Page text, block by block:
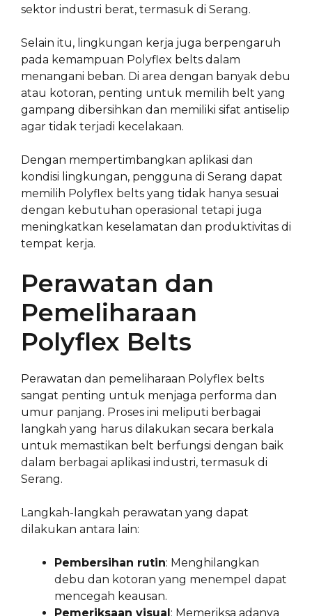
sektor industri berat, termasuk di Serang.
Selain itu, lingkungan kerja juga berpengaruh
pada kemampuan Polyflex belts dalam
menangani beban. Di area dengan banyak debu
atau kotoran, penting untuk memilih belt yang
gampang dibersihkan dan memiliki sifat antiselip
agar tidak terjadi kecelakaan.
Dengan mempertimbangkan aplikasi dan
kondisi lingkungan, pengguna di Serang dapat
memilih Polyflex belts yang tidak hanya sesuai
dengan kebutuhan operasional tetapi juga
meningkatkan keselamatan dan produktivitas di
tempat kerja.
Perawatan dan
Pemeliharaan
Polyflex Belts
Perawatan dan pemeliharaan Polyflex belts
sangat penting untuk menjaga performa dan
umur panjang. Proses ini meliputi berbagai
langkah yang harus dilakukan secara berkala
untuk memastikan belt berfungsi dengan baik
dalam berbagai aplikasi industri, termasuk di
Serang.
Langkah-langkah perawatan yang dapat
dilakukan antara lain:
Pembersihan rutin: Menghilangkan
debu dan kotoran yang menempel dapat
mencegah keausan.
Pemeriksaan visual: Memeriksa adanya